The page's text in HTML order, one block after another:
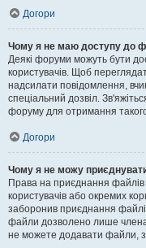
Догори
Чому я не маю доступу до
Деякі форуми можуть бути
користувачів. Щоб
надсилати повідомлення,
спеціальний дозвіл.
форуму для отримання
Догори
Чому я не можу
Права на приєднання файлів
користувачів або окремих
заборонив приєднання
файли дозволено лише
не можете додавати файли,